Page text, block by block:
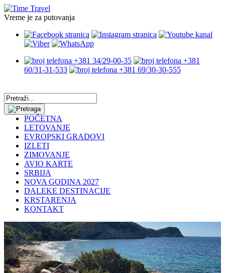
Vreme je za putovanja
+381 34/29-00-35
+381
60/31-31-533
+381 69/30-30-555
POČETNA
LETOVANJE
EVROPSKI GRADOVI
IZLETI
ZIMOVANJE
AVIO KARTE
SRBIJA
NOVA GODINA 2027
DALEKE DESTINACIJE
KRSTARENJA
KONTAKT